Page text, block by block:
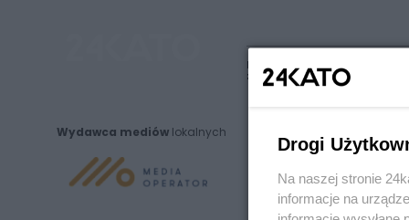
Wydawca mediów lokalnych
Nie zapomnij
zapoznać się z:
polityką prywatności
Drogi
Na naszej stronie
informacje na